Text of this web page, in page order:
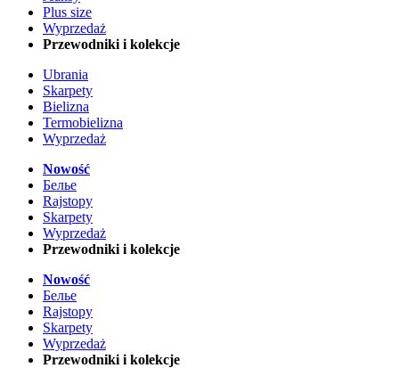
Plus size
Wyprzedaż
Przewodniki i kolekcje
Ubrania
Skarpety
Bielizna
Termobielizna
Wyprzedaż
Nowość
Белье
Rajstopy
Skarpety
Wyprzedaż
Przewodniki i kolekcje
Nowość
Белье
Rajstopy
Skarpety
Wyprzedaż
Przewodniki i kolekcje